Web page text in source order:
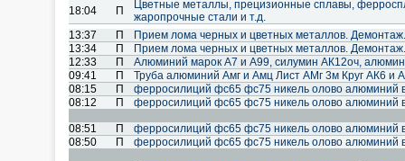
18:04 П
Цветные металлы, прецизионные сплавы,
жаропрочные стали и т.д.
13:37
П
Прием лома черных и цветных металлов.
13:34
П
Прием лома черных и цветных металлов.
12:33
П
Алюминий марок А7 и А99, силумин АК12оч,
09:41
П
Труба алюминий Амг и Амц Лист АМг 3м Круг АК6 и
08:15
П
ферросилиций фс65 фс75 никель олово алюминий
08:12
П ферросилиций фс65 фс75 никель олово алюминий
08:51 П
ферросилиций фс65 фс75 никель олово алюминий
08:50
П ферросилиций фс65 фс75 никель олово алюминий